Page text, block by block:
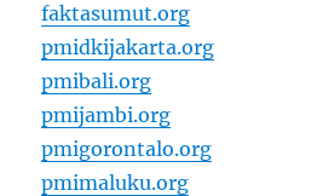
faktasumut.org
pmidkijakarta.org
pmibali.org
pmijambi.org
pmigorontalo.org
pmimaluku.org